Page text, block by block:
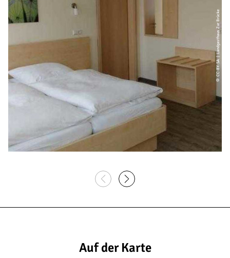
© CC-BY-SA | Landgasthaus Zur Brücke
Auf der Karte